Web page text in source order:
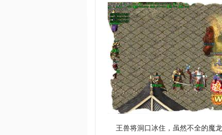
王兽将洞口冰住，虽然不全的魔